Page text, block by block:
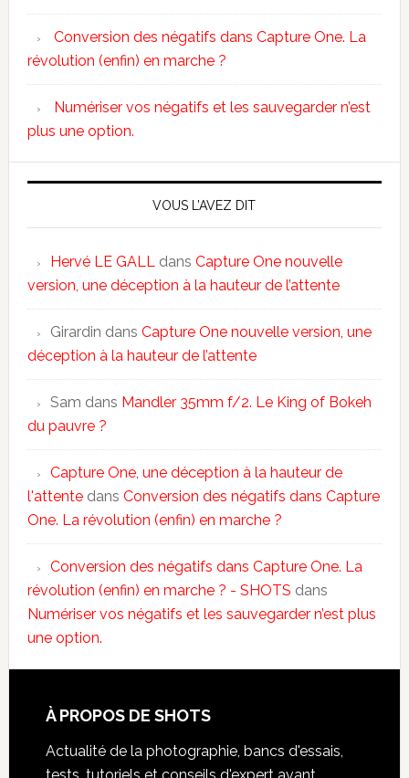
Conversion des négatifs dans Capture One. La
révolution (enfin) en marche ?
Numériser vos négatifs et les sauvegarder n’est
plus une option.
VOUS L’AVEZ DIT
Hervé LE GALL dans Capture One nouvelle
version, une déception à la hauteur de l’attente
Girardin dans Capture One nouvelle version, une
déception à la hauteur de l’attente
Sam dans Mandler 35mm f/2. Le King of Bokeh
du pauvre ?
Capture One, une déception à la hauteur de
l'attentedans Conversion des négatifs dans Capture
One. La révolution (enfin) en marche ?
Conversion des négatifs dans Capture One. La
révolution (enfin) en marche ? - SHOTS dans
Numériser vos négatifs et les sauvegarder n’est plus
une option.
À PROPOS DE SHOTS
Actualité de la photographie, bancs d'essais,